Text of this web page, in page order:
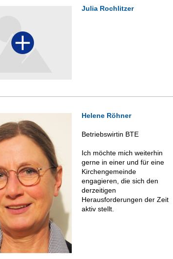
Julia Rochlitzer
Helene Röhner
Betriebswirtin BTE
Ich möchte mich weiterhin
gerne in einer und für eine
Kirchengemeinde
engagieren, die sich den
derzeitigen
Herausforderungen der Zeit
aktiv stellt.